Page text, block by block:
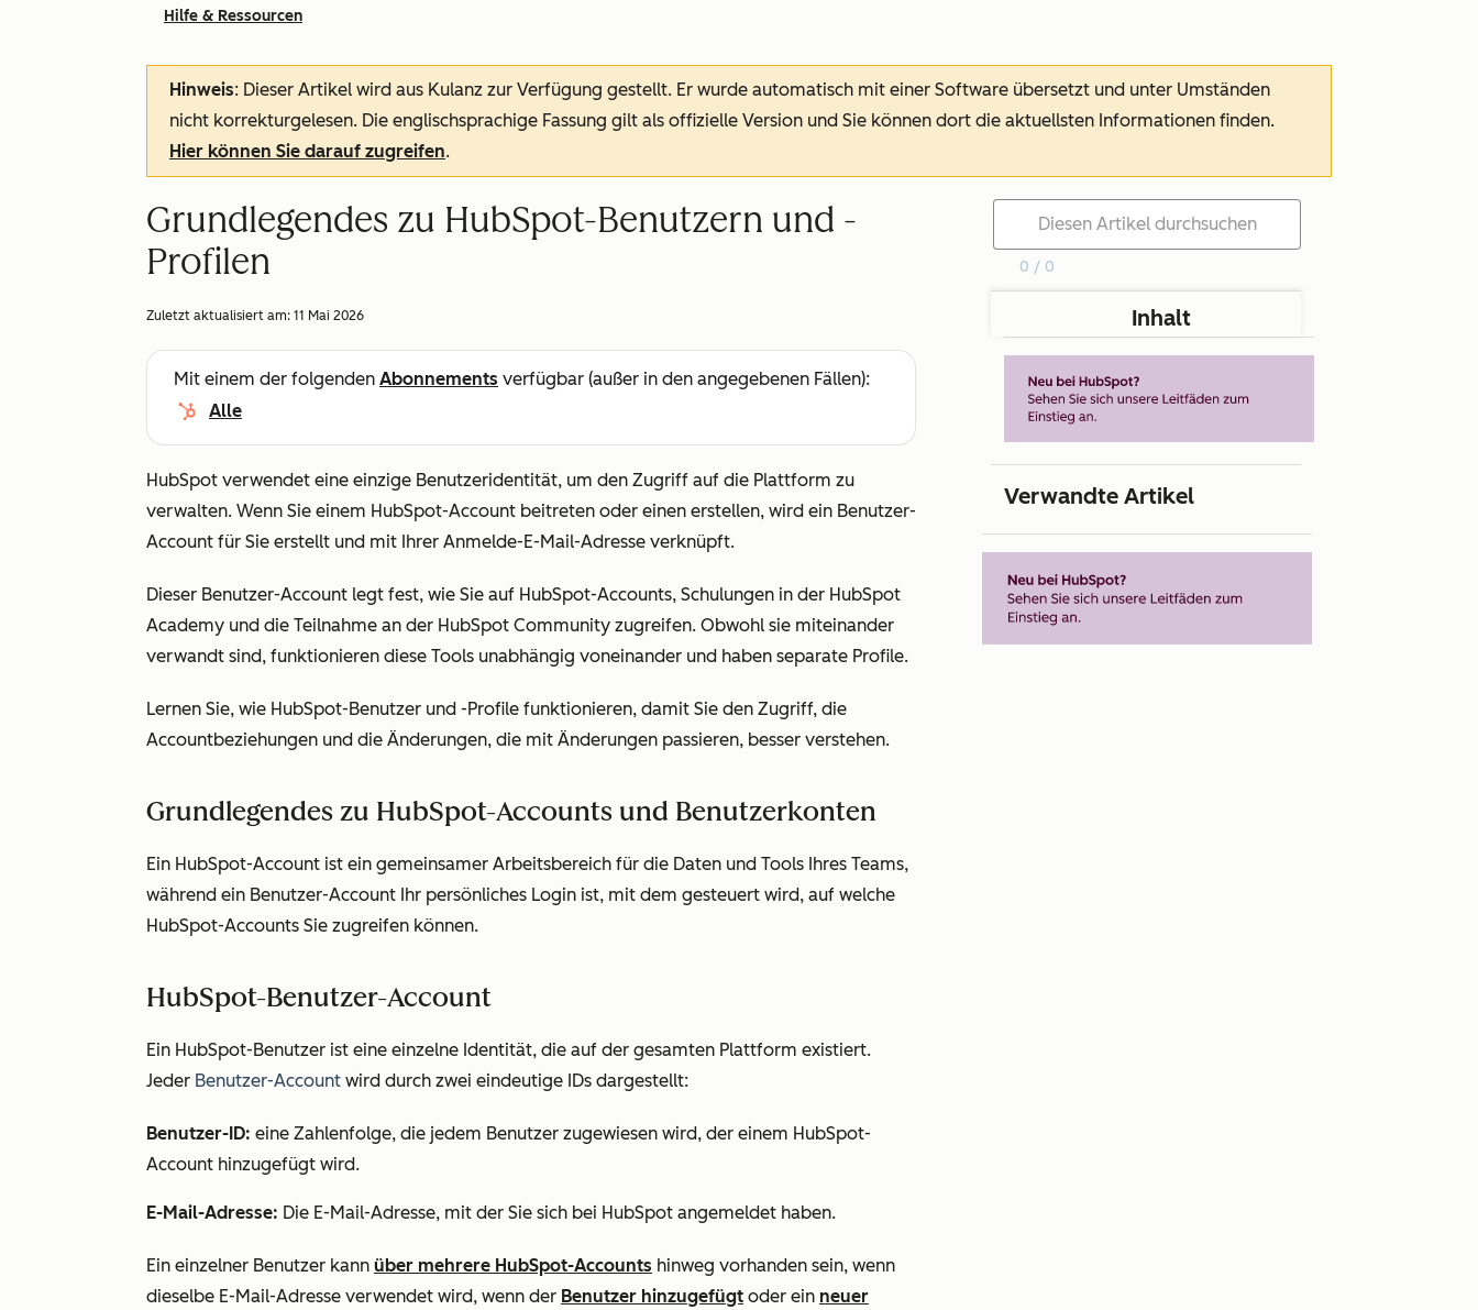
Hilfe & Ressourcen
Hinweis: Dieser Artikel wird aus Kulanz zur Verfügung gestellt. Er wurde automatisch mit einer Software übersetzt und unter Umständen
nicht korrekturgelesen. Die englischsprachige Fassung gilt als offizielle Version und Sie können dort die aktuellsten Informationen finden.
Hier können Sie darauf zugreifen.
Grundlegendes zu HubSpot-Benutzern und -
Profilen
Zuletzt aktualisiert am: 11 Mai 2026
Mit einem der folgenden Abonnements verfügbar (außer in den angegebenen Fällen):
Alle
HubSpot verwendet eine einzige Benutzeridentität, um den Zugriff auf die Plattform zu
verwalten. Wenn Sie einem HubSpot-Account beitreten oder einen erstellen, wird ein Benutzer-
Account für Sie erstellt und mit Ihrer Anmelde-E-Mail-Adresse verknüpft.
Dieser Benutzer-Account legt fest, wie Sie auf HubSpot-Accounts, Schulungen in der HubSpot
Academy und die Teilnahme an der HubSpot Community zugreifen. Obwohl sie miteinander
verwandt sind, funktionieren diese Tools unabhängig voneinander und haben separate Profile.
Lernen Sie, wie HubSpot-Benutzer und -Profile funktionieren, damit Sie den Zugriff, die
Accountbeziehungen und die Änderungen, die mit Änderungen passieren, besser verstehen.
Grundlegendes zu HubSpot-Accounts und Benutzerkonten
Ein HubSpot-Account ist ein gemeinsamer Arbeitsbereich für die Daten und Tools Ihres Teams,
während ein Benutzer-Account Ihr persönliches Login ist, mit dem gesteuert wird, auf welche
HubSpot-Accounts Sie zugreifen können.
HubSpot-Benutzer-Account
Ein HubSpot-Benutzer ist eine einzelne Identität, die auf der gesamten Plattform existiert.
Jeder Benutzer-Account wird durch zwei eindeutige IDs dargestellt:
Benutzer-ID: eine Zahlenfolge, die jedem Benutzer zugewiesen wird, der einem HubSpot-
Account hinzugefügt wird.
E-Mail-Adresse: Die E-Mail-Adresse, mit der Sie sich bei HubSpot angemeldet haben.
Ein einzelner Benutzer kann über mehrere HubSpot-Accounts hinweg vorhanden sein, wenn
dieselbe E-Mail-Adresse verwendet wird, wenn der Benutzer hinzugefügt oder ein neuer
0 / 0
Inhalt
Verwandte Artikel